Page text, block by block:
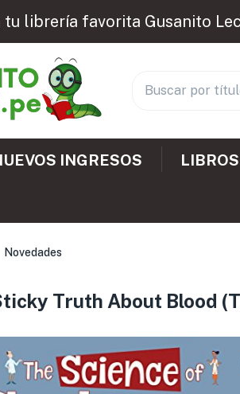
tu librería favorita Gusanito
INGRESOS
Novedades
Truth About Blood